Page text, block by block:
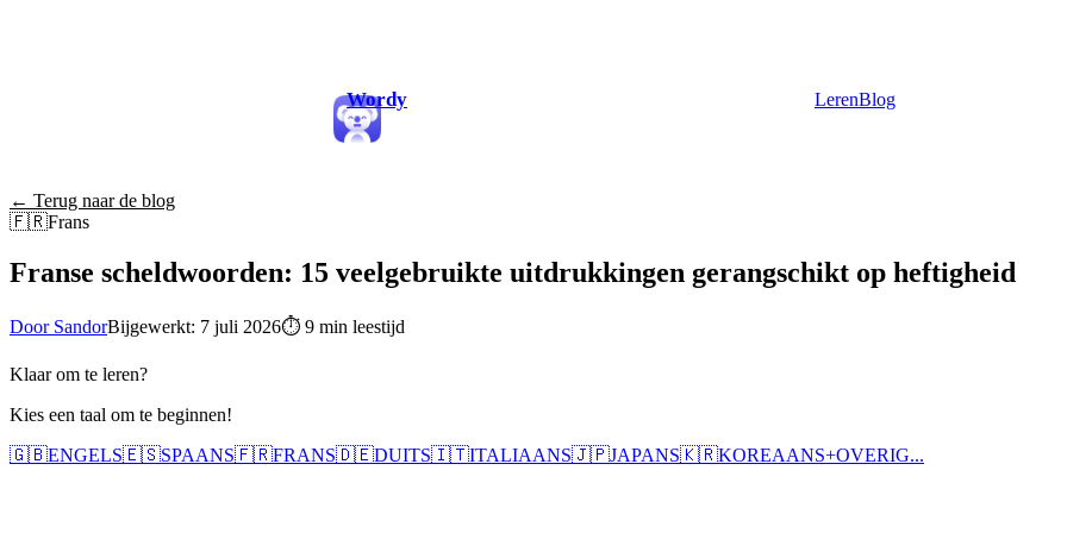
Wordy LerenBlog
← Terug naar de blog
🇫🇷Frans
Franse scheldwoorden: 15 veelgebruikte uitdrukkingen gerangschikt op heftigheid
Door SandorBijgewerkt: 7 juli 2026⏱ 9 min leestijd
Klaar om te leren?
Kies een taal om te beginnen!
🇬🇧ENGELS🇪🇸SPAANS🇫🇷FRANS🇩🇪DUITS🇮🇹ITALIAANS🇯🇵JAPANS🇰🇷KOREAANS+OVERIG...